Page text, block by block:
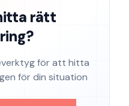
rätt
för att hitta
för din situation